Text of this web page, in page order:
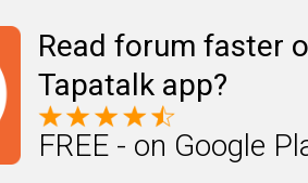
Read forum faster
Tapatalk app?
FREE - on Google